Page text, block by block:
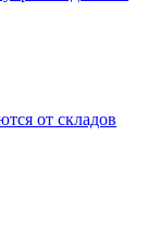
от складов